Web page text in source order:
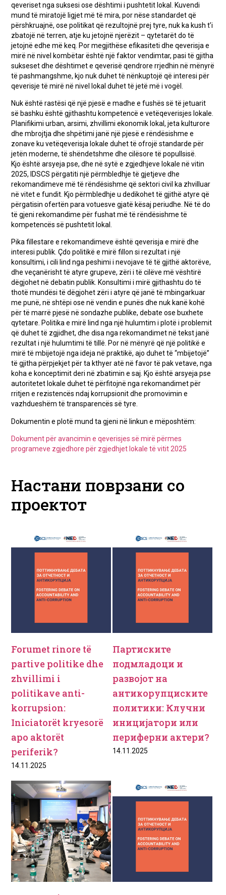
qeveriset nga suksesi ose dështimi i pushtetit lokal. Kuvendi
mund të miratojë ligjet më të mira, por nëse standardet që
përshkruajnë, ose politikat që rezultojnë prej tyre, nuk ka kush t’i
zbatojë në terren, atje ku jetojnë njerëzit – qytetarët do të
jetojnë edhe më keq. Por megjithëse efikasiteti dhe qeverisja e
mirë në nivel kombëtar është një faktor vendimtar, pasi të gjitha
sukseset dhe dështimet e qeverisë qendrore rrjedhin në mënyrë
të pashmangshme, kjo nuk duhet të nënkuptojë që interesi për
qeverisje të mirë në nivel lokal duhet të jetë më i vogël.
Nuk është rastësi që një pjesë e madhe e fushës së të jetuarit
së bashku është gjithashtu kompetencë e vetëqeverisjes lokale.
Planifikimi urban, arsimi, zhvillimi ekonomik lokal, jeta kulturore
dhe mbrojtja dhe shpëtimi janë një pjesë e rëndësishme e
zonave ku vetëqeverisja lokale duhet të ofrojë standarde për
jetën moderne, të shëndetshme dhe cilësore të popullsisë.
Kjo është arsyeja pse, dhe në sytë e zgjedhjeve lokale në vitin
2025, IDSCS përgatiti një përmbledhje të gjetjeve dhe
rekomandimeve më të rëndësishme që sektori civil ka zhvilluar
në vitet e fundit. Kjo përmbledhje u dedikohet të gjithë atyre që
përgatisin ofertën para votuesve gjatë kësaj periudhe. Në të do
të gjeni rekomandime për fushat më të rëndësishme të
kompetencës së pushtetit lokal.
Pika fillestare e rekomandimeve është qeverisja e mirë dhe
interesi publik. Çdo politikë e mirë fillon si rezultat i një
konsultimi, i cili lind nga peshimi i nevojave të të gjithë aktorëve,
dhe veçanërisht të atyre grupeve, zëri i të cilëve më vështirë
dëgjohet në debatin publik. Konsultimi i mirë gjithashtu do të
thotë mundësi të dëgjohet zëri i atyre që janë të mbingarkuar
me punë, në shtëpi ose në vendin e punës dhe nuk kanë kohë
për të marrë pjesë në sondazhe publike, debate ose buxhete
qytetare. Politika e mirë lind nga një hulumtim i plotë i problemit
që duhet të zgjidhet, dhe disa nga rekomandimet në tekst janë
rezultat i një hulumtimi të tillë. Por në mënyrë që një politikë e
mirë të mbijetojë nga ideja në praktikë, ajo duhet të “mbijetojë”
të gjitha përpjekjet për ta kthyer atë në favor të pak vetave, nga
koha e konceptimit deri në zbatimin e saj. Kjo është arsyeja pse
autoritetet lokale duhet të përfitojnë nga rekomandimet për
rritjen e rezistencës ndaj korrupsionit dhe promovimin e
vazhdueshëm të transparencës së tyre.
Dokumentin e plotë mund ta gjeni në linkun e mëposhtëm:
Dokument për avancimin e qeverisjes së mirë përmes
programeve zgjedhore për zgjedhjet lokale të vitit 2025
Настани поврзани со
проектот
Forumet rinore të
partive politike dhe
zhvillimi i
politikave anti-
korrupsion:
Iniciatorët kryesorë
apo aktorët
periferik?
14.11.2025
Партиските
подмладоци и
развојот на
антикорупциските
политики: Клучни
иницијатори или
периферни актери?
14.11.2025